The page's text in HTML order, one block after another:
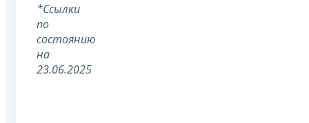
*Ссылки
по
состоянию
на
23.06.2025